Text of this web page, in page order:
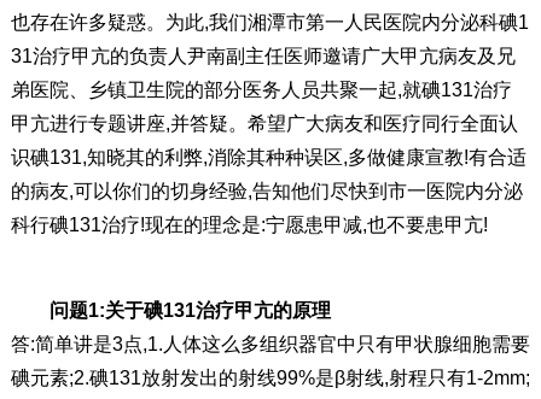
也存在许多疑惑。为此,我们湘潭市第一人民医院内分泌科碘1
31治疗甲亢的负责人尹南副主任医师邀请广大甲亢病友及兄
弟医院、乡镇卫生院的部分医务人员共聚一起,就碘131治疗
甲亢进行专题讲座,并答疑。希望广大病友和医疗同行全面认
识碘131,知晓其的利弊,消除其种种误区,多做健康宣教!有合适
的病友,可以你们的切身经验,告知他们尽快到市一医院内分泌
科行碘131治疗!现在的理念是:宁愿患甲减,也不要患甲亢!
问题1:关于碘131治疗甲亢的原理
答:简单讲是3点,1.人体这么多组织器官中只有甲状腺细胞需要
碘元素;2.碘131放射发出的射线99%是β射线,射程只有1-2mm;